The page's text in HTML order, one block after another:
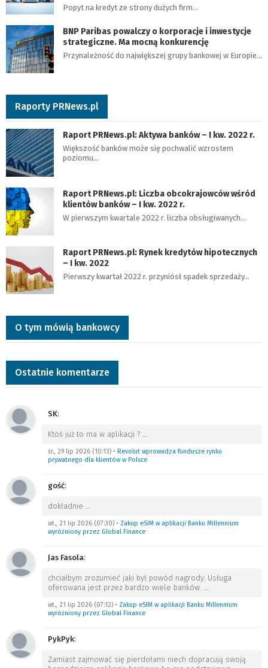
Popyt na kredyt ze strony dużych firm…
BNP Paribas powalczy o korporacje i inwestycje
strategiczne. Ma mocną konkurencję
Przynależność do największej grupy bankowej w Europie…
Raporty PRNews.pl
Raport PRNews.pl: Aktywa banków – I kw. 2022 r.
Większość banków może się pochwalić wzrostem
poziomu…
Raport PRNews.pl: Liczba obcokrajowców wśród
klientów banków – I kw. 2022 r.
W pierwszym kwartale 2022 r. liczba obsługiwanych…
Raport PRNews.pl: Rynek kredytów hipotecznych
– I kw. 2022
Pierwszy kwartał 2022 r. przyniósł spadek sprzedaży…
O tym mówią bankowcy
Ostatnie komentarze
SK:
Ktoś już to ma w aplikacji ? …
śr., 29 lip 2026 (10:13) • Revolut wprowadza fundusze rynku
prywatnego dla klientów w Polsce
gość:
dokładnie …
wt., 21 lip 2026 (07:30) • Zakup eSIM w aplikacji Banku Millennium
wyróżniony przez Global Finance
Jas Fasola:
chciałbym zrozumieć jaki był powód nagrody. Usługa
oferowana jest przez bardzo wiele banków. …
wt., 21 lip 2026 (07:12) • Zakup eSIM w aplikacji Banku Millennium
wyróżniony przez Global Finance
PykPyk:
Zamiast zajmować się pierdołami niech dopracują swoją